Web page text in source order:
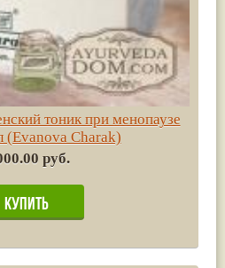
тоник при менопаузе
(Evanova Charak)
руб.